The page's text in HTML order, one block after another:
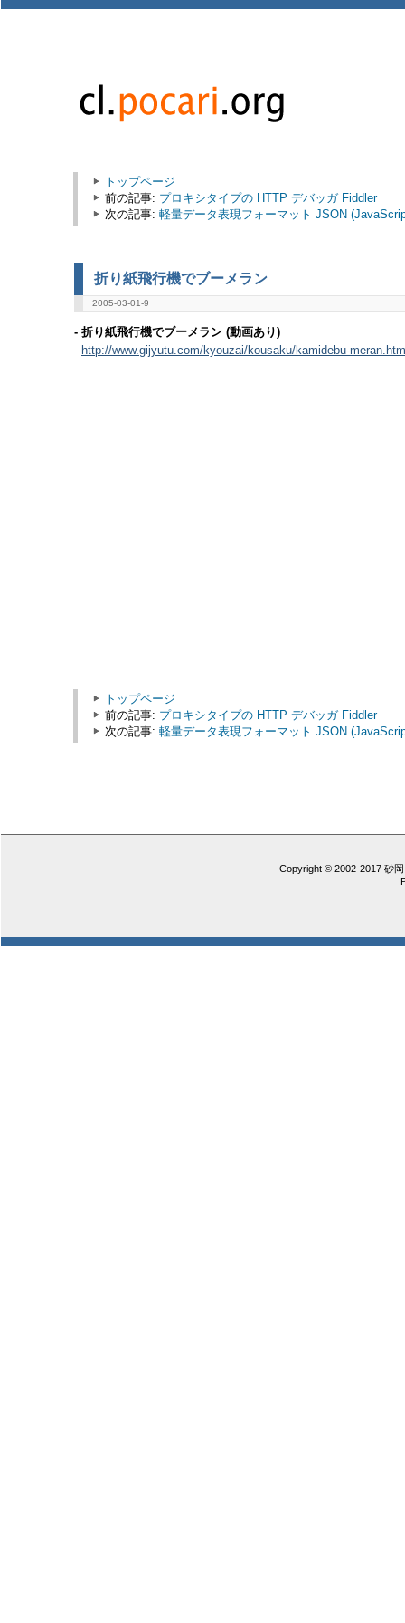
トップページ
前の記事: プロキシタイプの HTTP デバッガ Fiddler
次の記事: 軽量データ表現フォーマット JSON
折り紙飛行機でブーメラン
2005-03-01-9
- 折り紙飛行機でブーメラン (動画あり)
http://www.gijyutu.com/kyouzai/kousaku/kamidebu-meran.htm
トップページ
前の記事: プロキシタイプの HTTP デバッガ Fiddler
次の記事: 軽量データ表現フォーマット JSON
Copyright © 2002-2017 砂